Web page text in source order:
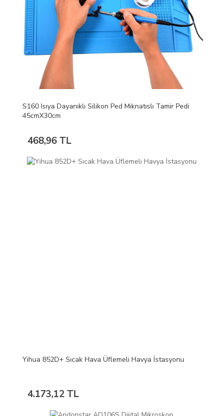
S160 Isıya Dayanıklı Silikon Ped Mıknatıslı Tamir Pedi
45cmX30cm
468,96 TL
Yihua 852D+ Sıcak Hava Üflemeli Havya İstasyonu
4.173,12 TL